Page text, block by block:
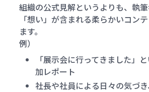
組織の公式見解というよりも、執
「想い」が含まれる柔らかいコン
ます。
例）
「展示会に行ってきました」
加レポート
社長や社員による日々の気づ